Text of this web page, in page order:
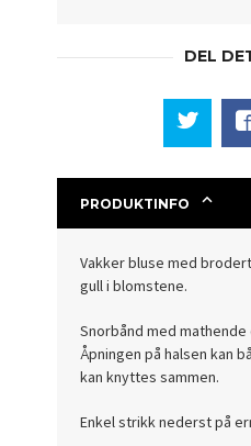
DEL
PRODUKTINFO
Vakker bluse med
gull i blomstene.
Snorbånd med
Åpningen på halsen kan
kan knyttes sammen.
Enkel strikk nederst på